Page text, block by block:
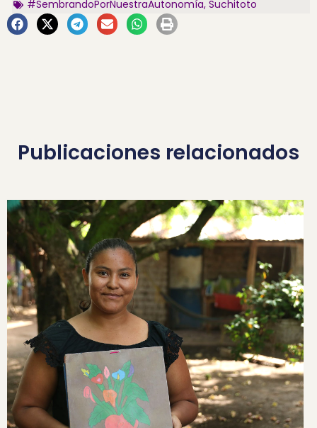
#SembrandoPorNuestraAutonomía, Suchitoto
Publicaciones relacionados